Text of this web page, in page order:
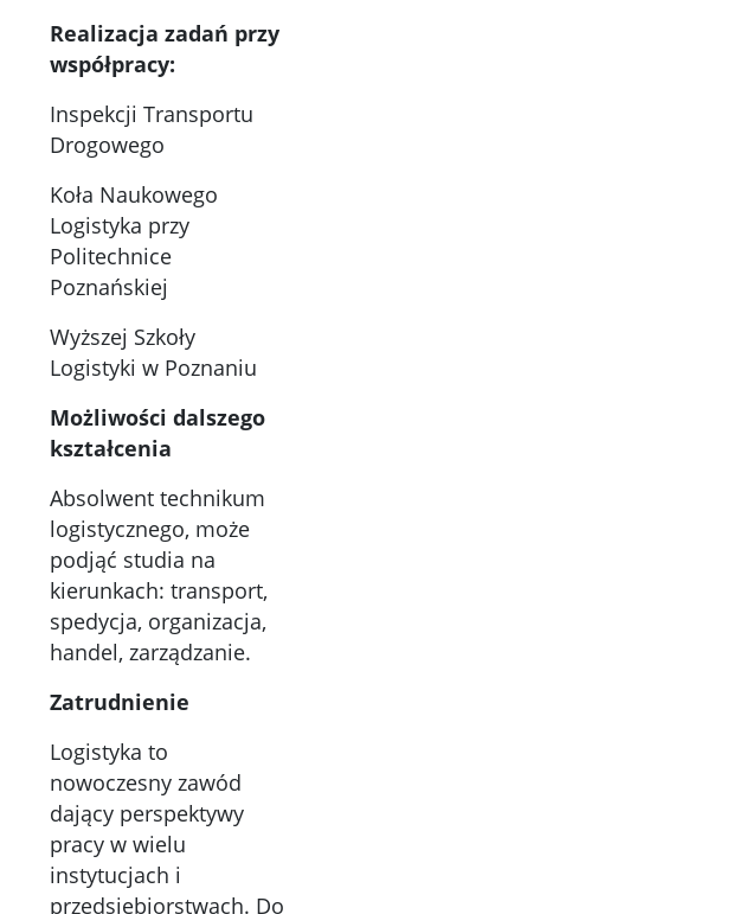
Realizacja zadań przy
współpracy:
Inspekcji Transportu
Drogowego
Koła Naukowego
Logistyka przy
Politechnice
Poznańskiej
Wyższej Szkoły
Logistyki w Poznaniu
Możliwości dalszego
kształcenia
Absolwent technikum
logistycznego, może
podjąć studia na
kierunkach: transport,
spedycja, organizacja,
handel, zarządzanie.
Zatrudnienie
Logistyka to
nowoczesny zawód
dający perspektywy
pracy w wielu
instytucjach i
przedsiębiorstwach. Do